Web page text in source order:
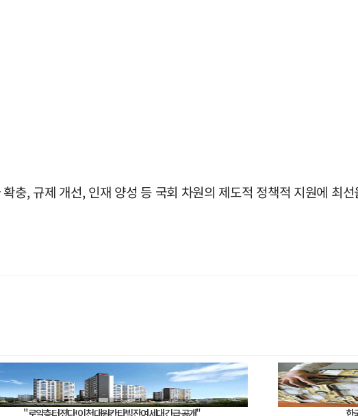
충, 규제 개선, 인재 양성 등 국회 차원의 제도적 정책적 지원에 최